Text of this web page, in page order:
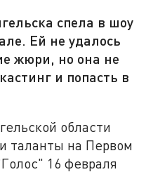
спела в шоу
Ей не удалось
жюри, но она не
и попасть в
области
таланты на Первом
16 февраля